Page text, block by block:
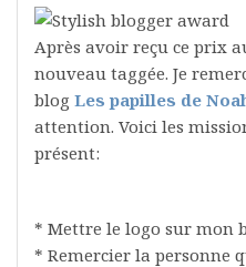
Après avoir reçu ce prix
nouveau taggée. Je
blog Les papilles de
attention. Voici les
présent:
* Mettre le logo sur mon
* Remercier la personne